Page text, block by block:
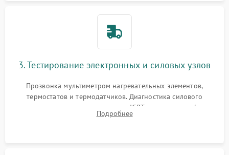
3. Тестирование электронных и силовых узлов
Прозвонка мультиметром нагревательных элементов,
термостатов и термодатчиков. Диагностика силового
модуля, реле, диодных мостов и IGBT-транзисторов (для
индукции). Проверка кранов и газ-контроля (для газовых
Подробнее